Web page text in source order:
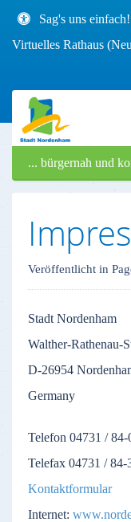
Sag's uns
Virtuelles Rathaus
... bürgernah und
Veröffentlicht in
Stadt Nordenham
Walther-Rathenau-
D-26954
Germany
Telefon 04731 / 84-
Telefax 04731 / 84-
Kontaktformular
Internet: